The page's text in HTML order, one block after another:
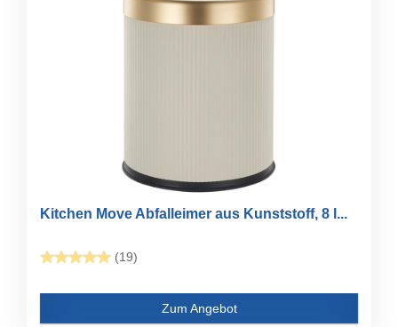
Kitchen Move Abfalleimer aus Kunststoff, 8 l...
(19)
Zum Angebot